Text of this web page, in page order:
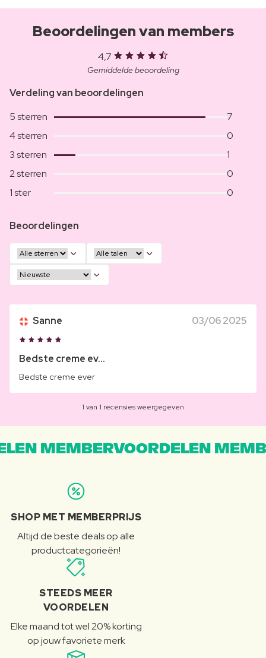
Beoordelingen van members
4,7
Gemiddelde beoordeling
Verdeling van beoordelingen
5 sterren
7
4 sterren
0
3 sterren
1
2 sterren
0
1 ster
0
Beoordelingen
Sanne 03/06 2025
Bedste creme ev...
Bedste creme ever
1 van 1 recensies weergegeven
MEMBERVOORDELEN
SHOP MET MEMBERPRIJS
Altijd de beste deals op alle
productcategorieën!
STEEDS MEER
VOORDELEN
Elke maand tot wel 20% korting
op jouw favoriete merk